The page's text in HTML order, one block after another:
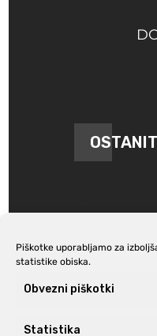
Piškotke uporabljamo za
statistike obiska.
Obvezni piškotki
Statistika